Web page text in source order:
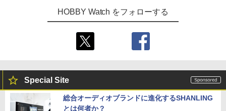
HOBBY Watch をフォローする
Special Site
総合オーディオブランドに進化するSHANLING
とは何者か？